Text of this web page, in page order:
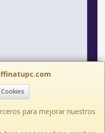
para mejorar nuestros
a Viernes